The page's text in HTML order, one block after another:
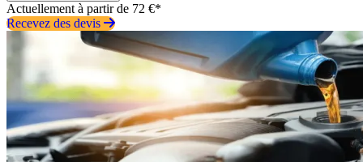
Actuellement à partir de 72 €*
Recevez des devis